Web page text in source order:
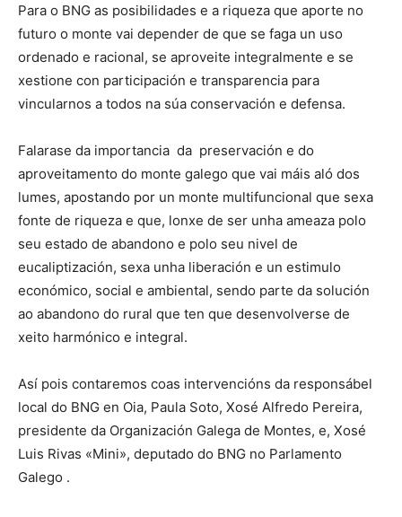
Para o BNG as posibilidades e a riqueza que aporte no
futuro o monte vai depender de que se faga un uso
ordenado e racional, se aproveite integralmente e se
xestione con participación e transparencia para
vincularnos a todos na súa conservación e defensa.
Falarase da importancia da preservación e do
aproveitamento do monte galego que vai máis aló dos
lumes, apostando por un monte multifuncional que sexa
fonte de riqueza e que, lonxe de ser unha ameaza polo
seu estado de abandono e polo seu nivel de
eucaliptización, sexa unha liberación e un estimulo
económico, social e ambiental, sendo parte da solución
ao abandono do rural que ten que desenvolverse de
xeito harmónico e integral.
Así pois contaremos coas intervencións da responsábel
local do BNG en Oia, Paula Soto, Xosé Alfredo Pereira,
presidente da Organización Galega de Montes, e, Xosé
Luis Rivas «Mini», deputado do BNG no Parlamento
Galego .